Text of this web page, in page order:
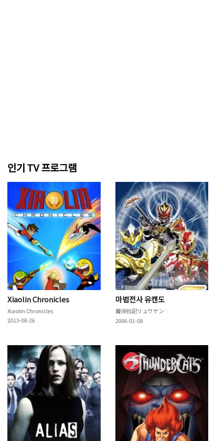
인기 TV 프로그램
Xiaolin Chronicles
Xiaolin Chronicles
2013-08-26
마법전사 유캔도
魔弾戦記リュウケンドー
2006-01-08